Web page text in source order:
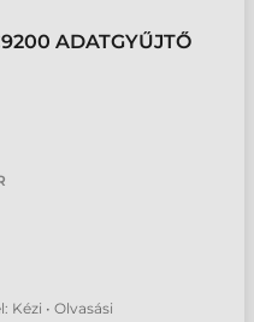
ADATGYŰJTŐ
Kézi • Olvasási